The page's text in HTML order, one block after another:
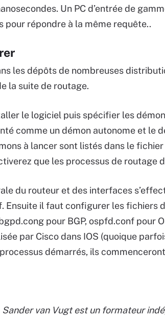
Un PC d’entrée de
pour répondre à la même requête..
les dépôts de nombreuses
la suite de routage.
le logiciel puis spécifier les
comme un démon autonome et le
à lancer sont listés dans le
que les processus de routage
du routeur et des interfaces
Ensuite il faut configurer les fichiers
pour BGP, ospfd.conf pour
par Cisco dans IOS (quoique
démarrés, ils
Sander van Vugt est un formateur